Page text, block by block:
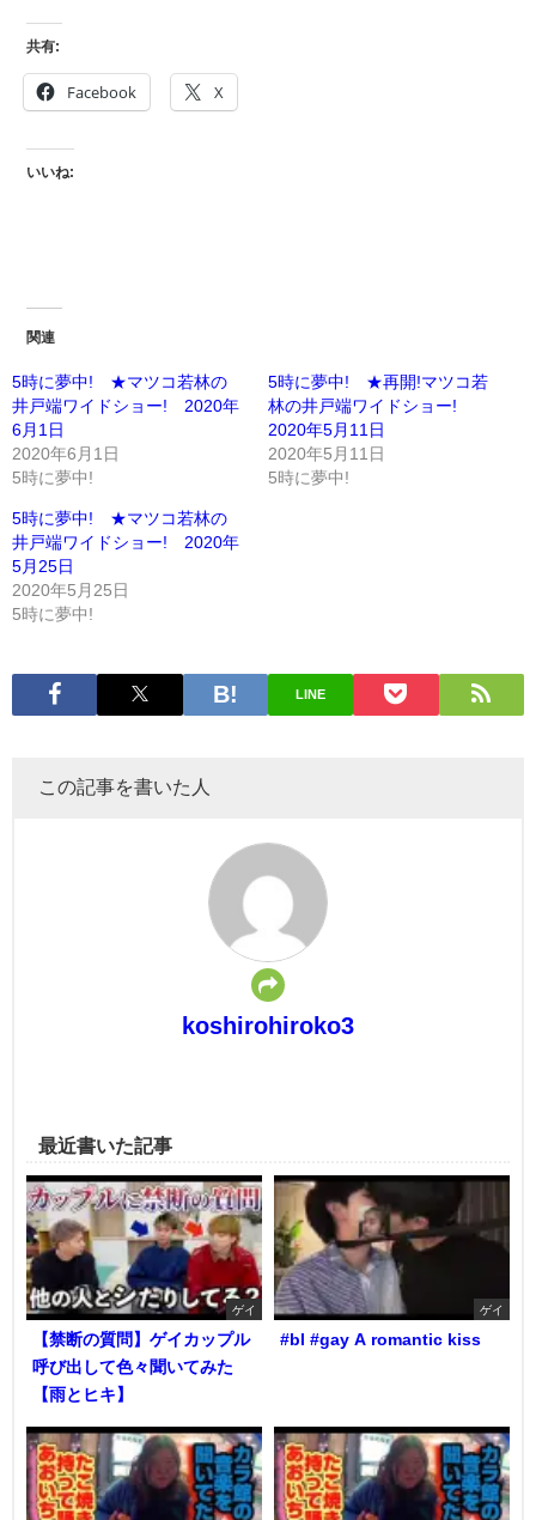
共有:
Facebook X
いいね:
関連
5時に夢中! ★マツコ若林の
井戸端ワイドショー! 2020年
6月1日
2020年6月1日
5時に夢中!
5時に夢中! ★再開!マツコ若
林の井戸端ワイドショー!
2020年5月11日
2020年5月11日
5時に夢中!
5時に夢中! ★マツコ若林の
井戸端ワイドショー! 2020年
5月25日
2020年5月25日
5時に夢中!
LINE
この記事を書いた人
koshirohiroko3
最近書いた記事
ゲイ
【禁断の質問】ゲイカップル
呼び出して色々聞いてみた
【雨とヒキ】
ゲイ
#bl #gay A romantic kiss